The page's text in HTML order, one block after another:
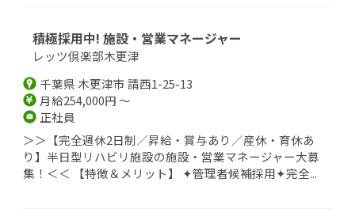
積極採用中! 施設・営業マネージャー
レッツ倶楽部木更津
千葉県 木更津市 請西1-25-13
月給254,000円 ～
正社員
＞＞【完全週休2日制／昇給・賞与あり／産休・育休あ
り】半日型リハビリ施設の施設・営業マネージャー大募
集！＜＜ 【特徴＆メリット】 ✦管理者候補採用✦完全...